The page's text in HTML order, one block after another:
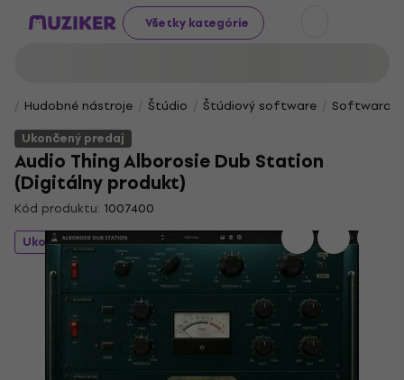
Všetky kategórie
Hudobné nástroje Štúdio Štúdiový software
Ukončený predaj
Audio Thing Alborosie Dub Station
(Digitálny produkt)
Kód produktu: 1007400
Ukončený predaj